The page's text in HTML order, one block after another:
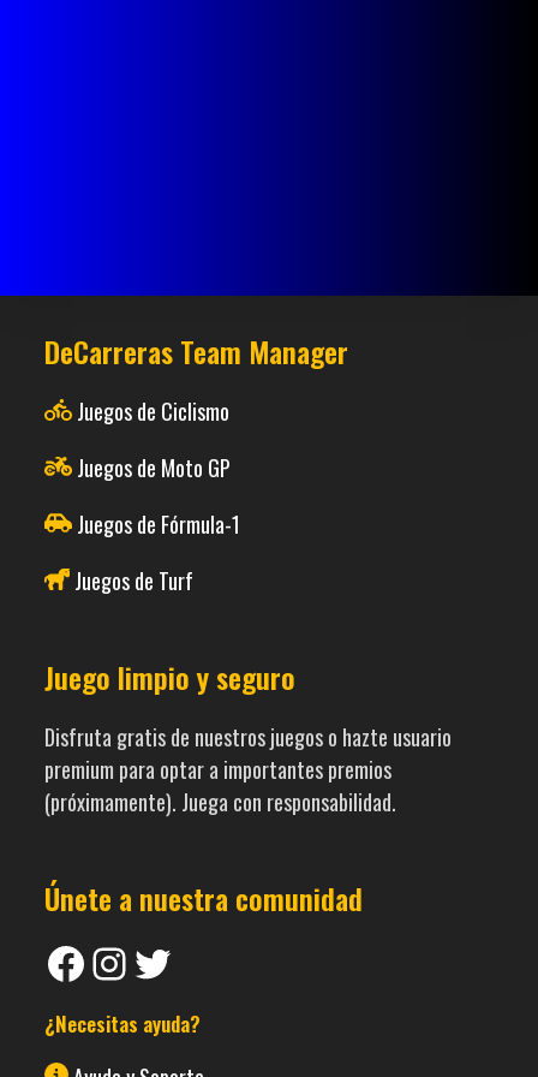
DeCarreras Team Manager
Juegos de Ciclismo
Juegos de Moto GP
Juegos de Fórmula-1
Juegos de Turf
Juego limpio y seguro
Disfruta gratis de nuestros juegos o hazte usuario
premium para optar a importantes premios
(próximamente). Juega con responsabilidad.
Únete a nuestra comunidad
FacebookInstagramTwitter
¿Necesitas ayuda?